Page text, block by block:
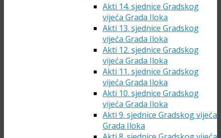
Akti 14. sjednice Gradskog
vijeća Grada Iloka
Akti 13. sjednice Gradskog
vijeća Grada Iloka
Akti 12. sjednice Gradskog
vijeća Grada Iloka
Akti 11. sjednice Gradskog
vijeća Grada Iloka
Akti 10. sjednice Gradskog
vijeća Grada Iloka
Akti 9. sjednice Gradskog vijeća
Grada Iloka